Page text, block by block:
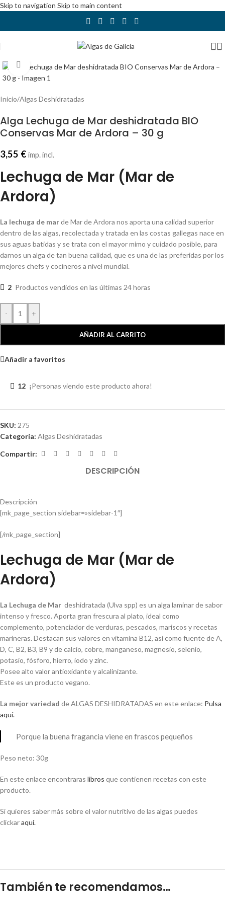
Skip to navigation Skip to main content
Abrir imagen
Inicio/Algas Deshidratadas
Alga Lechuga de Mar deshidratada BIO
Conservas Mar de Ardora – 30 g
3,55 € imp. incl.
Lechuga de Mar (Mar de
Ardora)
La lechuga de marde Mar de Ardora nos aporta una calidad superior
dentro de las algas, recolectada y tratada en las costas gallegas nace en
sus aguas batidas y se trata con el mayor mimo y cuidado posible, para
darnos un alga de tan buena calidad, que es una de las preferidas por los
mejores chefs y cocineros a nivel mundial.
2 Productos vendidos en las últimas 24 horas
- +
AÑADIR AL CARRITO
Añadir a favoritos
12 ¡Personas viendo este producto ahora!
SKU: 275
Categoría: Algas Deshidratadas
Compartir:
DESCRIPCIÓN
Descripción
[mk_page_section sidebar=»sidebar-1″]
[/mk_page_section]
Lechuga de Mar (Mar de
Ardora)
La Lechuga de Mar deshidratada (Ulva spp) es un alga laminar de sabor
intenso y fresco. Aporta gran frescura al plato, ideal como
complemento, potenciador de verduras, pescados, mariscos y recetas
marineras. Destacan sus valores en vitamina B12, así como fuente de A,
D, C, B2, B3, B9 y de calcio, cobre, manganeso, magnesio, selenio,
potasio, fósforo, hierro, iodo y zinc.
Posee alto valor antioxidante y alcalinizante.
Este es un producto vegano.
La mejor variedad de ALGAS DESHIDRATADAS en este enlace: Pulsa
aquí.
Porque la buena fragancia viene en frascos pequeños
Peso neto: 30g
En este enlace encontraras libros que contienen recetas con este
producto.
Si quieres saber más sobre el valor nutritivo de las algas puedes
clickaraquí.
También te recomendamos…